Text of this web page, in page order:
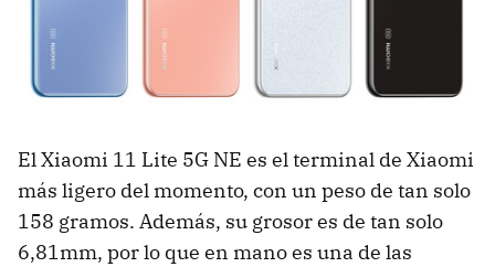
El Xiaomi 11 Lite 5G NE es el terminal de Xiaomi
más ligero del momento, con un peso de tan solo
158 gramos. Además, su grosor es de tan solo
6,81mm, por lo que en mano es una de las